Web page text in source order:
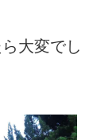
大変でし